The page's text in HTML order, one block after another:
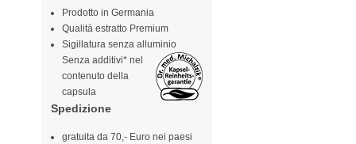
Prodotto in Germania
Qualità estratto Premium
Sigillatura senza alluminio
Senza additivi* nel
contenuto della
capsula
Spedizione
gratuita da 70,- Euro nei paesi